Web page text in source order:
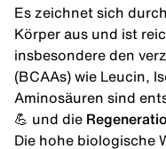
Es zeichnet sich
Körper aus und ist
insbesondere den
(BCAAs) wie Leucin,
Aminosäuren sind
💪 und die
Die hohe biologische